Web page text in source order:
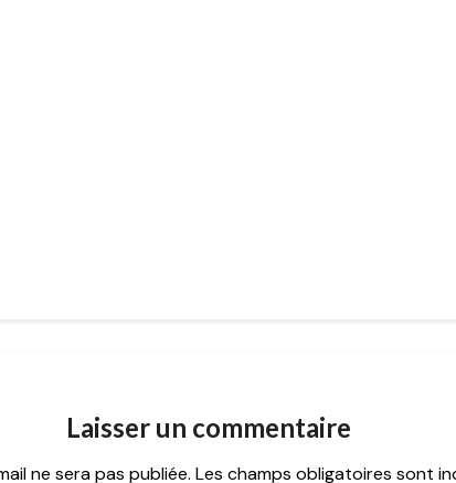
Laisser un commentaire
ne sera pas publiée. Les champs obligatoires sont